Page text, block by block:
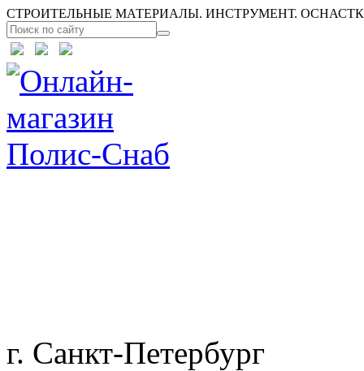
СТРОИТЕЛЬНЫЕ МАТЕРИАЛЫ. ИНСТРУМЕНТ.
г. Санкт-Петербург